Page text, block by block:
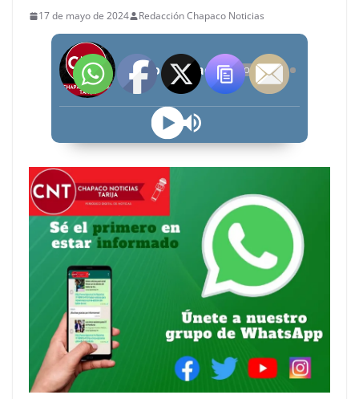
17 de mayo de 2024 Redacción Chapaco Noticias
Radio Chapaco Noticias Las 24 horas en vivo OFFLINE